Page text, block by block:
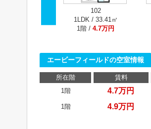
102
1LDK / 33.41㎡
1階 / 4.7万円
エービーフィールドの空室情報
所在階 賃料
1階
4.7万円
1階 4.9万円